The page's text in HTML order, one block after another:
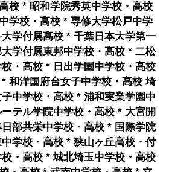
校 * 昭和学院秀英中学校・高校
学校・高校 * 専修大学松戸中学
学付属高校 * 千葉日本大学第一
学付属東邦中学校・高校 * 二松
・高校 * 日出学園中学校・高校
和洋国府台女子中学校・高校 埼
中学校・高校 * 浦和実業学園中
テル学院中学校・高校 * 大宮開
部共栄中学校・高校 * 国際学院
学校・高校 * 狭山ヶ丘高校・付
・高校 * 城北埼玉中学校・高校